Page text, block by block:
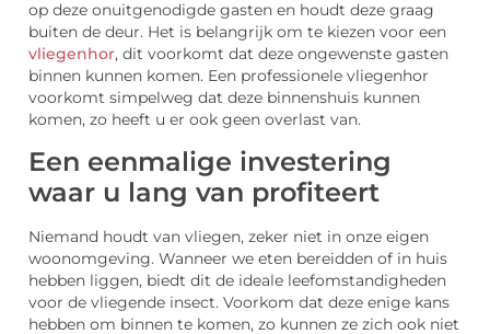
op deze onuitgenodigde gasten en houdt deze graag
buiten de deur. Het is belangrijk om te kiezen voor een
vliegenhor, dit voorkomt dat deze ongewenste gasten
binnen kunnen komen. Een professionele vliegenhor
voorkomt simpelweg dat deze binnenshuis kunnen
komen, zo heeft u er ook geen overlast van.
Een eenmalige investering
waar u lang van profiteert
Niemand houdt van vliegen, zeker niet in onze eigen
woonomgeving. Wanneer we eten bereidden of in huis
hebben liggen, biedt dit de ideale leefomstandigheden
voor de vliegende insect. Voorkom dat deze enige kans
hebben om binnen te komen, zo kunnen ze zich ook niet